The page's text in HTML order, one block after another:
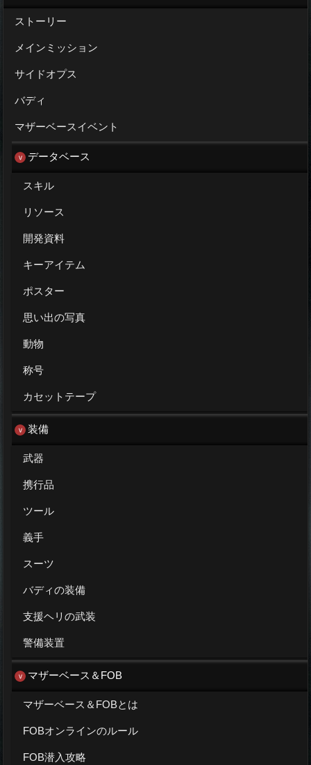
ストーリー
メインミッション
サイドオプス
バディ
マザーベースイベント
データベース
スキル
リソース
開発資料
キーアイテム
ポスター
思い出の写真
動物
称号
カセットテープ
装備
武器
携行品
ツール
義手
スーツ
バディの装備
支援ヘリの武装
警備装置
マザーベース＆FOB
マザーベース＆FOBとは
FOBオンラインのルール
FOB潜入攻略